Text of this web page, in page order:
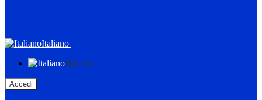
Italiano
Italiano
Accedi